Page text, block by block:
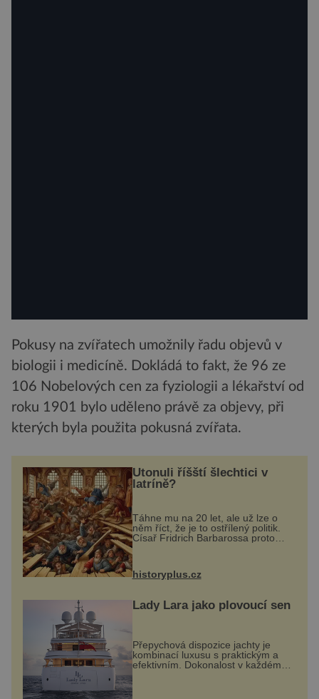
Pokusy na zvířatech umožnily řadu objevů v
biologii i medicíně. Dokládá to fakt, že 96 ze
106 Nobelových cen za fyziologii a lékařství od
roku 1901 bylo uděleno právě za objevy, při
kterých byla použita pokusná zvířata.
Utonuli říšští šlechtici v
latríně?
Táhne mu na 20 let, ale už lze o
něm říct, že je to ostřílený politik.
Císař Fridrich Barbarossa proto
posílá svého syna a dědice
Jindřicha VI. do Erfurtu, aby se stal
prostředníkem při řešení sporu m...
historyplus.cz
Lady Lara jako plovoucí sen
Přepychová dispozice jachty je
kombinací luxusu s praktickým a
efektivním. Dokonalost v každém
detailu představuje značka Fendi
Casa, kterou byly vybaveny její
paluby. Monacký přístav nabízí